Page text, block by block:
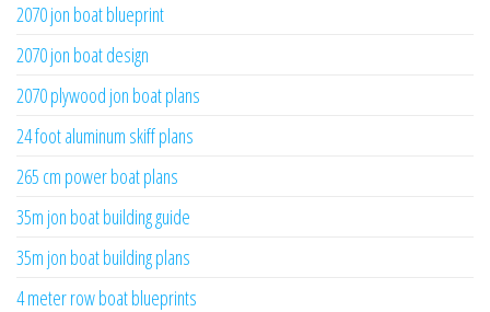
2070 jon boat blueprint
2070 jon boat design
2070 plywood jon boat plans
24 foot aluminum skiff plans
265 cm power boat plans
35m jon boat building guide
35m jon boat building plans
4 meter row boat blueprints